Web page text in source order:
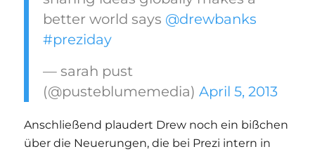
better world says @drewbanks
#preziday
— sarah pust
(@pusteblumemedia) April 5, 2013
Anschließend plaudert Drew noch ein bißchen
über die Neuerungen, die bei Prezi intern in